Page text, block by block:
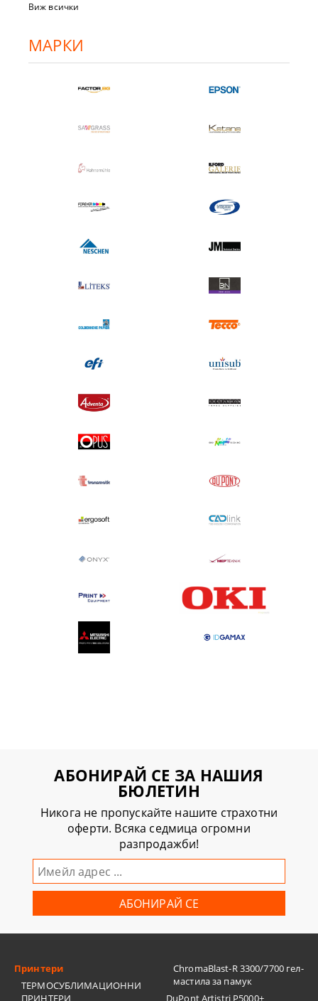
Виж всички
МАРКИ
АБОНИРАЙ СЕ ЗА НАШИЯ
БЮЛЕТИН
Никога не пропускайте нашите страхотни
оферти. Всяка седмица огромни
разпродажби!
Принтери
ТЕРМОСУБЛИМАЦИОННИ
ПРИНТЕРИ
ChromaBlast-R 3300/7700 гел-
мастила за памук
DuPont Artistri P5000+